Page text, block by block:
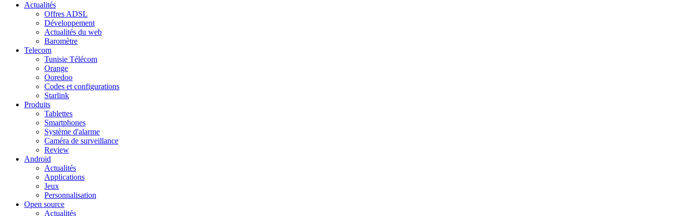
Actualités
Offres ADSL
Développement
Actualités du web
Baromètre
Telecom
Tunisie Télécom
Orange
Ooredoo
Codes et configurations
Starlink
Produits
Tablettes
Smartphones
Système d'alarme
Caméra de surveillance
Review
Android
Actualités
Applications
Jeux
Personnalisation
Open source
Actualités